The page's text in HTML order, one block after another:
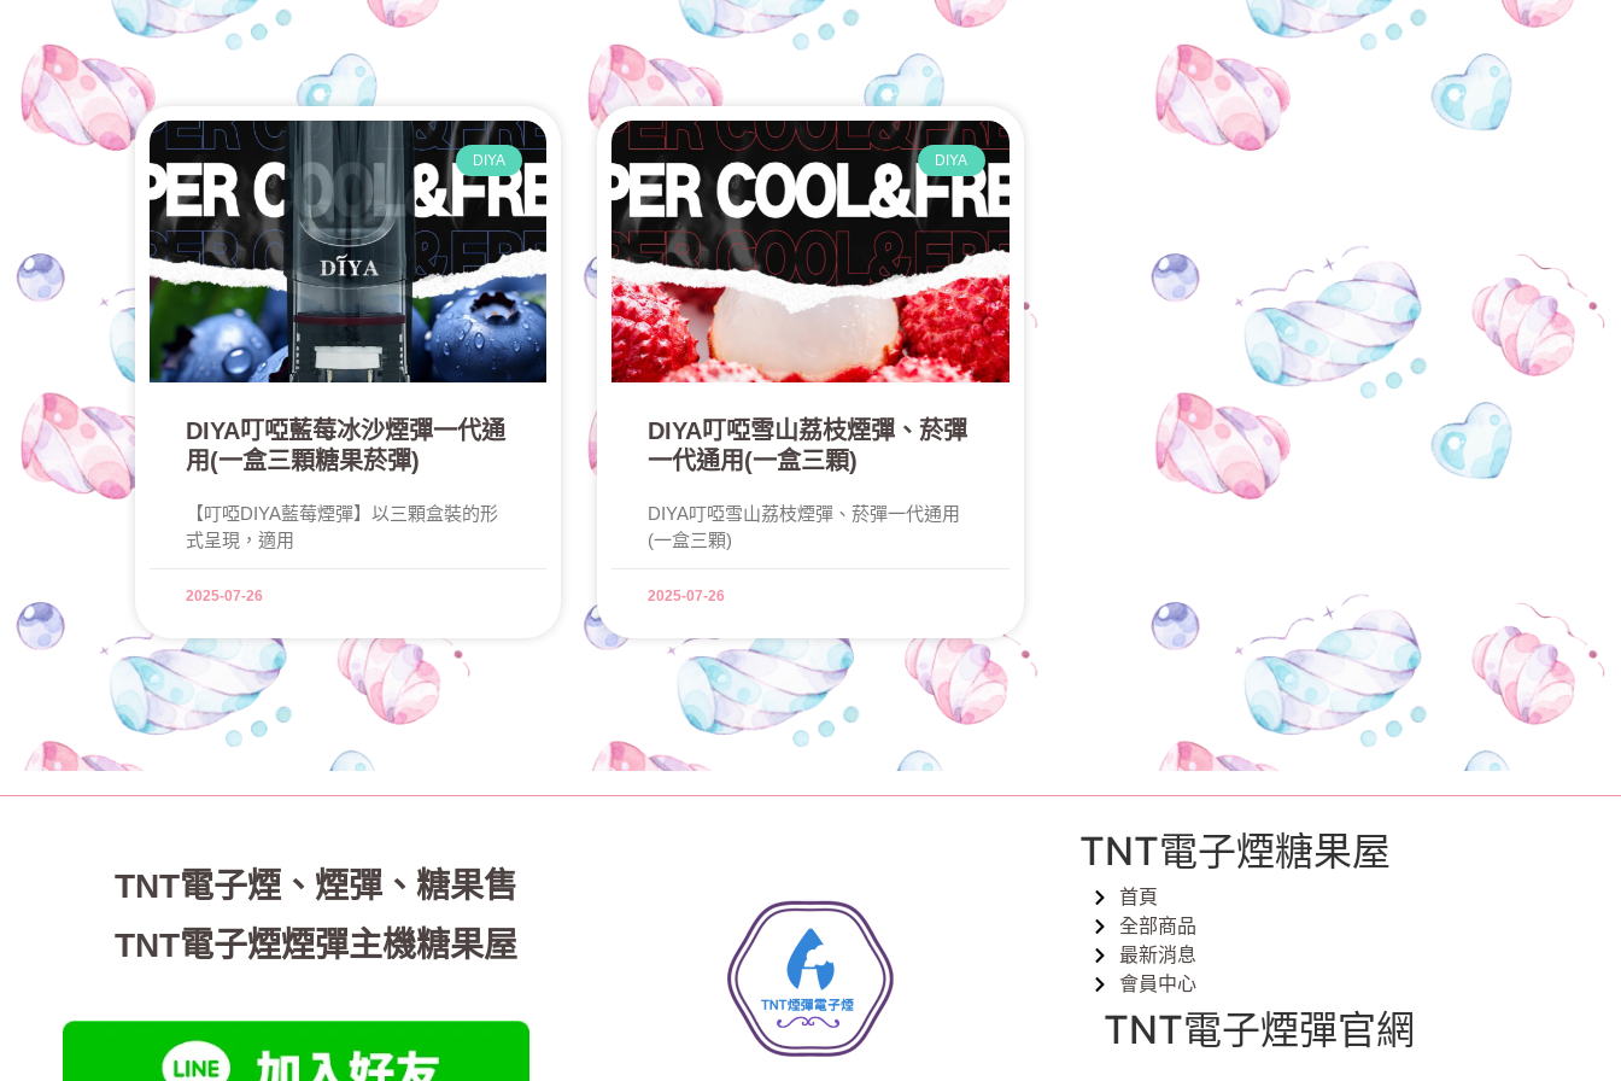
DIYA
DIYA叮啞藍莓冰沙煙彈一代通
用(一盒三顆糖果菸彈)
【叮啞DIYA藍莓煙彈】以三顆盒裝的形
式呈現，適用
2025-07-26
DIYA
DIYA叮啞雪山荔枝煙彈、菸彈
一代通用(一盒三顆)
DIYA叮啞雪山荔枝煙彈、菸彈一代通用
(一盒三顆)
2025-07-26
TNT電子煙、 煙彈、糖果售
TNT電子煙煙彈主機糖果屋
TNT電子煙糖果屋
首頁
全部商品
最新消息
會員中心
TNT電子煙彈官網